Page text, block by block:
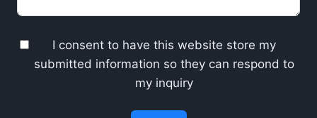
I consent to have this website store my
submitted information so they can respond to
my inquiry